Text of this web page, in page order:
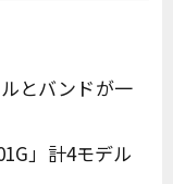
とバンドが一
」計4モデル